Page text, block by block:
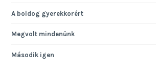
A boldog gyerekkorért
Megvolt mindenünk
Második igen